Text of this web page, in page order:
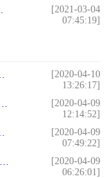
[2021-03-04
07:45:19]
[2020-04-10
13:26:17]
[2020-04-09
12:14:52]
[2020-04-09
07:49:22]
[2020-04-09
06:26:01]